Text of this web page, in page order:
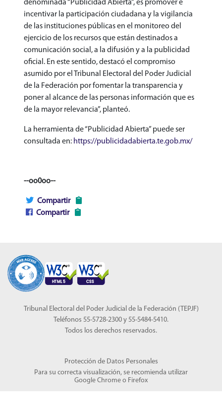
denominada “Publicidad Abierta”, es promover e
incentivar la participación ciudadana y la vigilancia
de las instituciones públicas en el monitoreo del
ejercicio de los recursos que están destinados a
comunicación social, a la difusión y a la publicidad
oficial. En este sentido, destacó el compromiso
asumido por el Tribunal Electoral del Poder Judicial
de la Federación por fomentar la transparencia y
poner al alcance de las personas información que es
de la mayor relevancia”, planteó.
La herramienta de “Publicidad Abierta” puede ser
consultada en: https://publicidadabierta.te.gob.mx/
--oo0oo--
Compartir
Compartir
Tribunal Electoral del Poder Judicial de la Federación (TEPJF)
Teléfonos 55-5728-2300 y 55-5484-5410.
Todos los derechos reservados.
Protección de Datos Personales
Para su correcta visualización, se recomienda utilizar
Google Chrome o Firefox